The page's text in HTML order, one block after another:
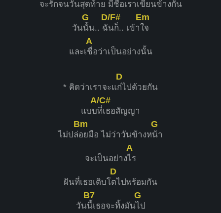
จะรักจนวันสุดท้าย มีชื่อเราเขียนข้างกัน
วัน
G
นั้น.. ฉั
D/F#
นก็.. เข้า
Em
ใจ
และเ
A
ชื่อว่าเป็นอย่างนั้น
* คิดว่าเราจะแ
D
ก่ไปด้วยกัน
แบบ
A/C#
ที่เธอสัญญา
ไม่ปล่
Bm
อยมือ ไม่ว่าวันข้างห
G
น้า
จะเป็นอย่าง
A
ไร
ฝันที่เธอเติบโ
D
ตไปพร้อมกัน
วัน
B7
นี้เธอจะทิ้งมัน
G
ไป